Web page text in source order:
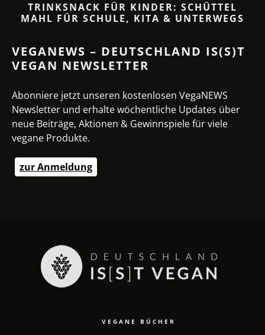
TRINKSNACK FÜR KINDER: SCHÜTTEL
MAHL FÜR SCHULE, KITA & UNTERWEGS
VEGANEWS – DEUTSCHLAND IS(S)T
VEGAN NEWSLETTER
Abonniere jetzt unseren kostenlosen VegaNEWS
Newsletter und erhalte wöchentliche Updates über
neue Beiträge, Aktionen & Gewinnspiele für viele
vegane Produkte.
zur Anmeldung
VEGANE BÜCHER